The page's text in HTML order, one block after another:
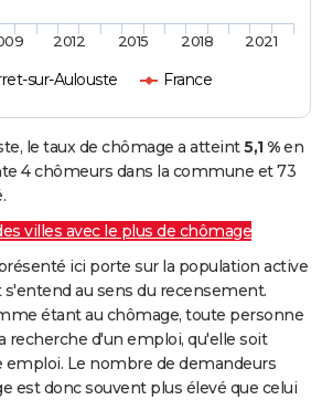
sur-Aulouste France
2012 2015 2018 2021
le taux de chômage a atteint5,1 %en
4 chômeurs dans la commune et 73
villes avec le plus de chômage
ici porte sur la population active
s'entend au sens du recensement.
étant au chômage, toute personne
recherche d'un emploi, qu'elle soit
emploi. Le nombre de demandeurs
est donc souvent plus élevé que celui